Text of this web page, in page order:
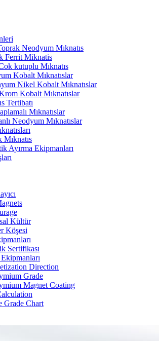
Neodyum Mıknatıs
Ferrit Miknatis
kutuplu Mıknatıs
Kobalt Mıknatıslar
Nikel Kobalt Mıknatıslar
Kobalt Mıknatıslar
Tertibatı
Mıknatıslar
Neodyum Mıknatıslar
Ayırma Ekipmanları
Kültür
Köşesi
Sertifikası
Direction
Grade
Magnet Coating
Grade Chart